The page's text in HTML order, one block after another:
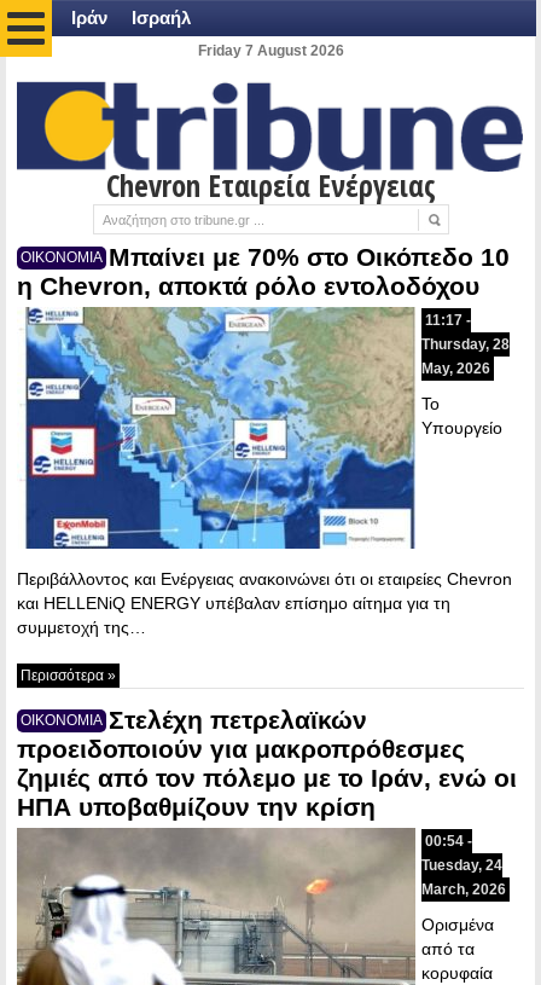
Ιράν Ισραήλ
Friday 7 August 2026
Chevron Εταιρεία Ενέργειας
ΟΙΚΟΝΟΜΙΑ Μπαίνει με 70% στο Οικόπεδο 10
η Chevron, αποκτά ρόλο εντολοδόχου
11:17 -
Thursday, 28
May, 2026
Το
Υπουργείο
Περιβάλλοντος και Ενέργειας ανακοινώνει ότι οι εταιρείες Chevron
και HELLENiQ ENERGY υπέβαλαν επίσημο αίτημα για τη
συμμετοχή της…
Περισσότερα »
ΟΙΚΟΝΟΜΙΑ Στελέχη πετρελαϊκών
προειδοποιούν για μακροπρόθεσμες
ζημιές από τον πόλεμο με το Ιράν, ενώ οι
ΗΠΑ υποβαθμίζουν την κρίση
00:54 -
Tuesday, 24
March, 2026
Ορισμένα
από τα
κορυφαία